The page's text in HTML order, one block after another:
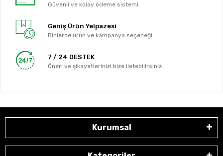
Güvenli ve kolay ödeme sistemi
Geniş Ürün Yelpazesi
Binlerce ürün ve kampanya seçeneği
7 / 24 DESTEK
Öneri ve şikayetlerinizi bize iletebilirsiniz.
Kurumsal